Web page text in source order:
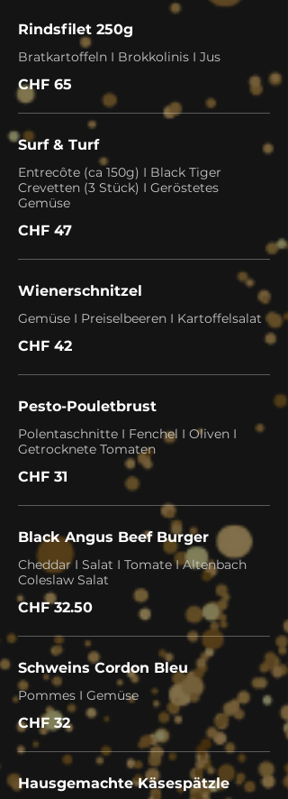
Rindsfilet 250g
Bratkartoffeln I Brokkolinis I Jus
CHF 65
Surf & Turf
Entrecôte (ca 150g) I Black Tiger
Crevetten (3 Stück) I Geröstetes
Gemüse
CHF 47
Wienerschnitzel
Gemüse I Preiselbeeren I Kartoffelsalat
CHF 42
Pesto-Pouletbrust
Polentaschnitte I Fenchel I Oliven I
Getrocknete Tomaten
CHF 31
Black Angus Beef Burger
Cheddar I Salat I Tomate I Altenbach
Coleslaw Salat
CHF 32.50
Schweins Cordon Bleu
Pommes I Gemüse
CHF 32
Hausgemachte Käsespätzle